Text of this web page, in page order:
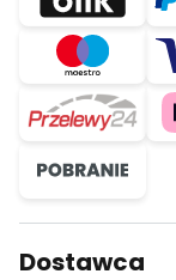
Dostawca